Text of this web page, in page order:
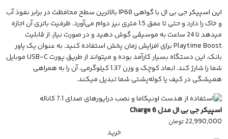
این اسپیکر جی بی ال با گواهی IP68 بالاترین سطح محافظت در برابر نفوذ آب
و خاک را دارد و حتی تا عمق 1.5 متری نیز دوام می‌آورد. ظرفیت باتری آن اجازه
میدهد تا 24 ساعت به موسیقی گوش دهید و در صورت نیاز، از قابلیت
Playtime Boost برای افزایش زمان پخش استفاده کنید. به عنوان یک پاور
بانک، این دستگاه بسیار کارآمد بوده و میتواند از طریق پورت USB-C موبایل
شما را شارژ کند. ابعاد کوچک و وزن 1.37 کیلوگرمی، آن را به همراهی
همیشگی در کیف یا کوله‌پشتی شما تبدیل میکند.
اسپیکر جی بی ال مدل Charge 6
22,990,000 تومان
خرید